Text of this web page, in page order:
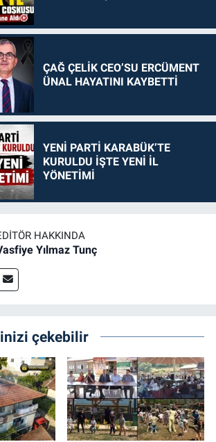
ÇAĞ ÇELİK CEO’SU ERCÜMENT
ÜNAL HAYATINI KAYBETTİ
YENİ PARTİ KARABÜK’TE
KURULDU İŞTE YENİ İL
YÖNETİMİ
HAKKINDA
Yılmaz Tunç
çekebilir